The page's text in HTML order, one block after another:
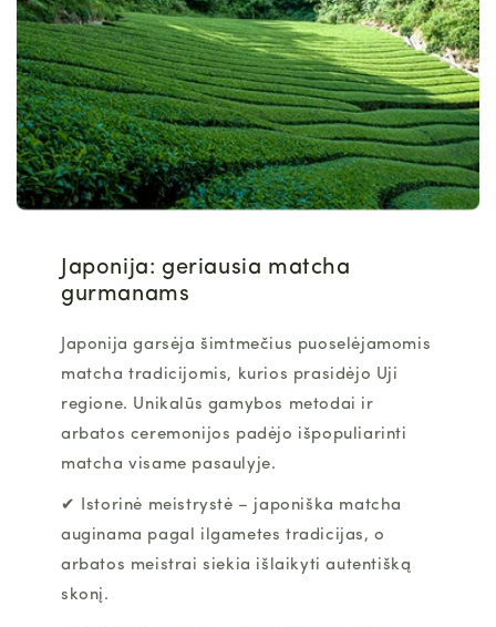
Japonija: geriausia matcha
gurmanams
Japonija garsėja šimtmečius puoselėjamomis
matcha tradicijomis, kurios prasidėjo Uji
regione. Unikalūs gamybos metodai ir
arbatos ceremonijos padėjo išpopuliarinti
matchavisame pasaulyje.
✔ Istorinė meistrystė – japoniška matcha
auginama pagal ilgametes tradicijas, o
arbatos meistrai siekia išlaikyti autentišką
skonį.